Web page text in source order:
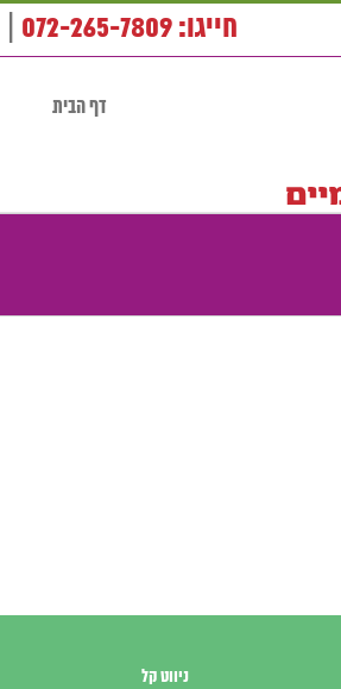
חייגו: 072-265-7809
דף הבית
ניווט קל